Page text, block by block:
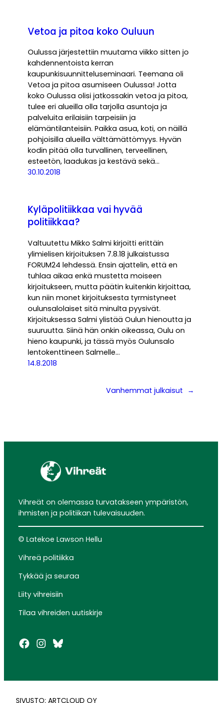
Vetoa ja pitoa koko Ouluun
Oulussa järjestettiin muutama viikko sitten jo
kahdennentoista kerran
kaupunkisuunnitteluseminaari. Teemana oli
Vetoa ja pitoa asumiseen Oulussa! Jotta
koko Oulussa olisi jatkossakin vetoa ja pitoa,
tulee eri alueilla olla tarjolla asuntoja ja
palveluita erilaisiin tarpeisiin ja
elämäntilanteisiin. Paikka asua, koti, on näillä
pohjoisilla alueilla välttämättömyys. Hyvän
kodin pitää olla turvallinen, terveellinen,
esteetön, laadukas ja kestävä sekä…
30.10.2018
Kyläpolitiikkaa vai hyvää
politiikkaa?
Valtuutettu Mikko Salmi kirjoitti erittäin
ylimielisen kirjoituksen 7.8.18 julkaistussa
FORUM24 lehdessä. Ensin ajattelin, että en
tuhlaa aikaa enkä mustetta moiseen
kirjoitukseen, mutta päätin kuitenkin kirjoittaa,
kun niin monet kirjoituksesta tyrmistyneet
oulunsalolaiset sitä minulta pyysivät.
Kirjoituksessa Salmi ylistää Oulun hienoutta ja
suuruutta. Siinä hän onkin oikeassa, Oulu on
hieno kaupunki, ja tässä myös Oulunsalo
lentokenttineen Salmelle…
14.8.2018
Vanhemmat julkaisut →
Vihreät on olemassa turvatakseen ympäristön,
ihmisten ja politiikan tulevaisuuden.
© Latekoe Lawson Hellu
Vihreä politiikka
Tykkää ja seuraa
Liity vihreisiin
Tilaa vihreiden uutiskirje
Facebook
Instagram
Bluesky
SIVUSTO: ARTCLOUD OY